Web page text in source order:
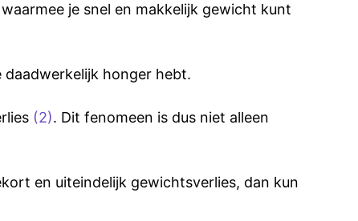
je snel en makkelijk gewicht kunt
honger hebt.
(2). Dit fenomeen is dus niet alleen
en uiteindelijk gewichtsverlies, dan kun